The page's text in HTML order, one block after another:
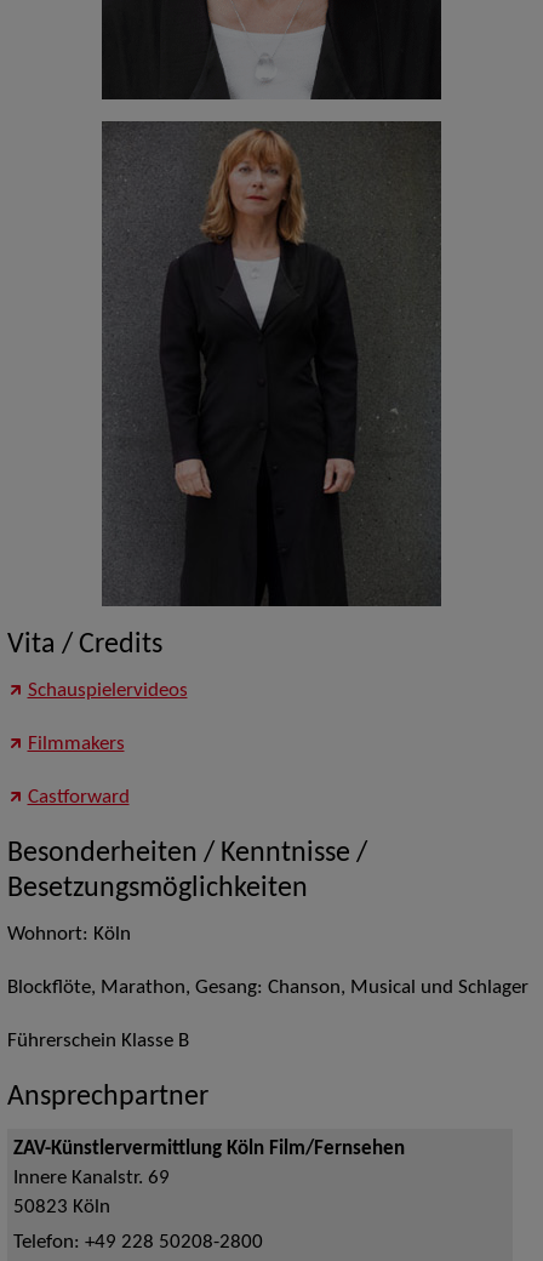
Vita / Credits
Schauspielervideos
Filmmakers
Castforward
Besonderheiten / Kenntnisse /
Besetzungsmöglichkeiten
Wohnort: Köln
Blockflöte, Marathon, Gesang: Chanson, Musical und Schlager
Führerschein Klasse B
Ansprechpartner
ZAV-Künstlervermittlung Köln Film/Fernsehen
Innere Kanalstr. 69
50823 Köln
Telefon: +49 228 50208-2800